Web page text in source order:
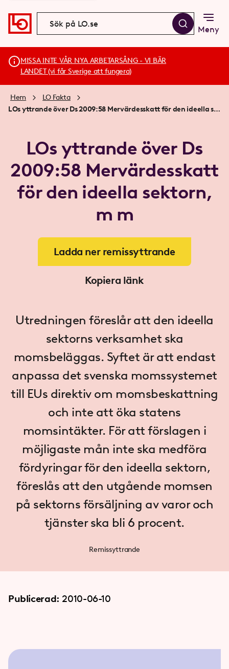
Meny
MISSA INTE VÅR NYA ARBETARSÅNG - VI BÄR
LANDET (vi får Sverige att fungera)
Hem
LO Fakta
LOs yttrande över Ds 2009:58 Mervärdesskatt för den ideella sektorn, m m
LOs yttrande över Ds
2009:58 Mervärdesskatt
för den ideella sektorn,
m m
Ladda ner remissyttrande
Kopiera länk
Utredningen föreslår att den ideella
sektorns verksamhet ska
momsbeläggas. Syftet är att endast
anpassa det svenska momssystemet
till EUs direktiv om momsbeskattning
och inte att öka statens
momsintäkter. För att förslagen i
möjligaste mån inte ska medföra
fördyringar för den ideella sektorn,
föreslås att den utgående momsen
på sektorns försäljning av varor och
tjänster ska bli 6 procent.
Remissyttrande
Publicerad: 2010-06-10